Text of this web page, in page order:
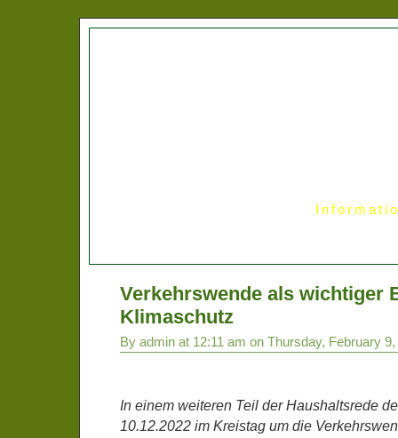
Verkehrswende als wichtiger
Klimaschutz
By admin at 12:11 am on Thursday, February 9,
In einem weiteren Teil der Haushaltsrede
10.12.2022 im Kreistag um die